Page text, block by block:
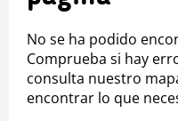
No se ha podido
Comprueba si hay
consulta nuestro
encontrar lo que